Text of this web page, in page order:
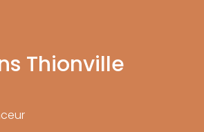
Thionville